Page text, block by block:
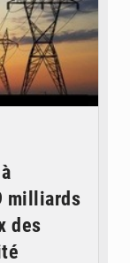
milliards
des